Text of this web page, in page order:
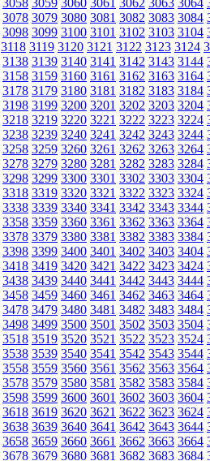
3058 3059 3060 3061 3062 3063 3064
3078 3079 3080 3081 3082 3083 3084
3098 3099 3100 3101 3102 3103 3104
3118 3119 3120 3121 3122 3123 3124
3138 3139 3140 3141 3142 3143 3144
3158 3159 3160 3161 3162 3163 3164
3178 3179 3180 3181 3182 3183 3184
3198 3199 3200 3201 3202 3203 3204
3218 3219 3220 3221 3222 3223 3224
3238 3239 3240 3241 3242 3243 3244
3258 3259 3260 3261 3262 3263 3264
3278 3279 3280 3281 3282 3283 3284
3298 3299 3300 3301 3302 3303 3304
3318 3319 3320 3321 3322 3323 3324
3338 3339 3340 3341 3342 3343 3344
3358 3359 3360 3361 3362 3363 3364
3378 3379 3380 3381 3382 3383 3384
3398 3399 3400 3401 3402 3403 3404
3418 3419 3420 3421 3422 3423 3424
3438 3439 3440 3441 3442 3443 3444
3458 3459 3460 3461 3462 3463 3464
3478 3479 3480 3481 3482 3483 3484
3498 3499 3500 3501 3502 3503 3504
3518 3519 3520 3521 3522 3523 3524
3538 3539 3540 3541 3542 3543 3544
3558 3559 3560 3561 3562 3563 3564
3578 3579 3580 3581 3582 3583 3584
3598 3599 3600 3601 3602 3603 3604
3618 3619 3620 3621 3622 3623 3624
3638 3639 3640 3641 3642 3643 3644
3658 3659 3660 3661 3662 3663 3664
3678 3679 3680 3681 3682 3683 3684